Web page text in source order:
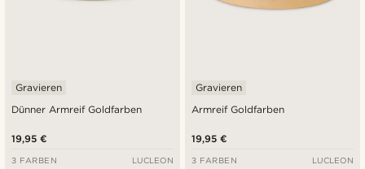
Dünner Armreif Goldfarben
Gravieren
19,95 €
3 FARBEN LUCLEON
Armreif Goldfarben
Gravieren
19,95 €
3 FARBEN LUCLEON